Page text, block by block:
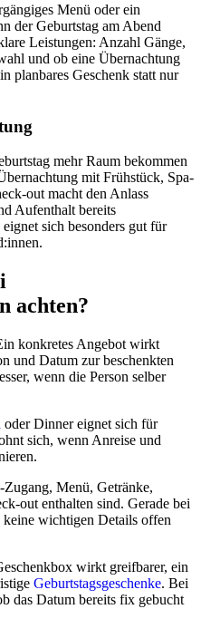
Menü oder ein
der Geburtstag am Abend
Leistungen: Anzahl Gänge,
und ob eine Übernachtung
planbares Geschenk statt nur
mehr Raum bekommen
mit Frühstück, Spa-
out macht den Anlass
Aufenthalt bereits
sich besonders gut für
achten?
konkretes Angebot wirkt
und Datum zur beschenkten
wenn die Person selber
oder Dinner eignet sich für
sich, wenn Anreise und
Zugang, Menü, Getränke,
out enthalten sind. Gerade bei
keine wichtigen Details offen
wirkt greifbarer, ein
Geburtstagsgeschenke. Bei
das Datum bereits fix gebucht